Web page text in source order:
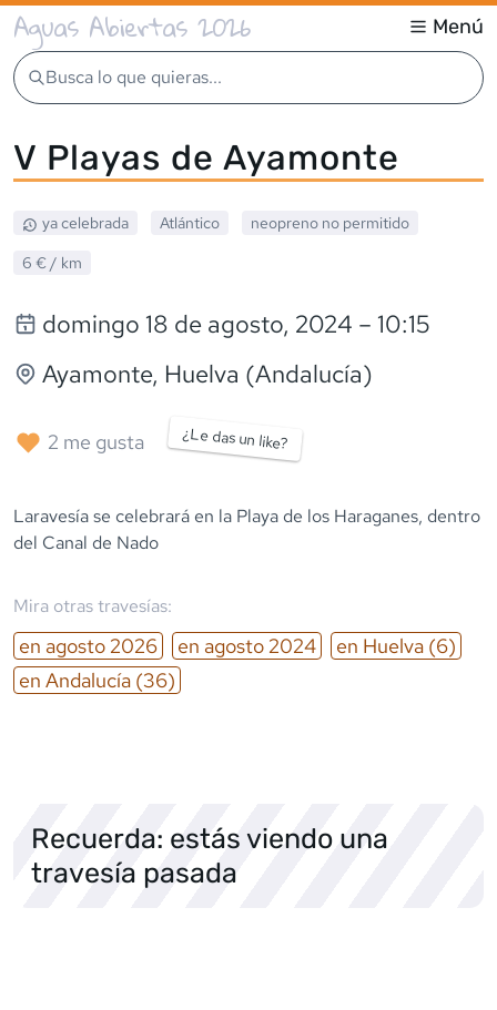
Aguas Abiertas 2026 Menú
Busca lo que quieras...
V Playas de Ayamonte
ya celebrada Atlántico neopreno no permitido
6 € / km
domingo 18 de agosto, 2024 – 10:15
Ayamonte, Huelva (Andalucía)
2 me gusta ¿Le das un like?
Laravesía se celebrará en la Playa de los Haraganes, dentro
del Canal de Nado
Mira otras travesías:
en agosto 2026 en agosto 2024 en Huelva (6)
en Andalucía (36)
Recuerda: estás viendo una
travesía pasada